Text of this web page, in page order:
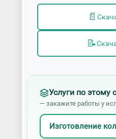
📄
📝
Услуги по этому
— закажите работы у
Изготовление